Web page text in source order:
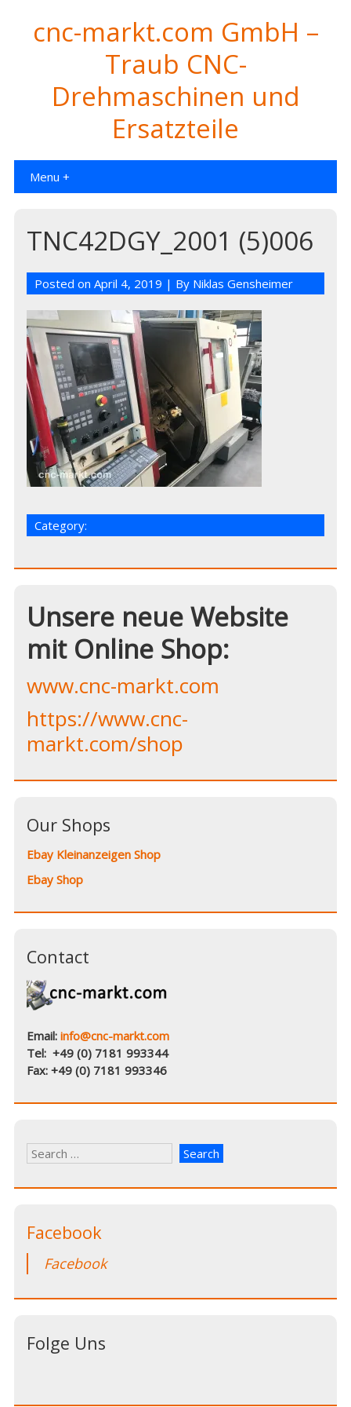
cnc-markt.com GmbH –
Traub CNC-
Drehmaschinen und
Ersatzteile
Menu +
TNC42DGY_2001 (5)006
Posted onApril 4, 2019 | By Niklas Gensheimer
Category:
Unsere neue Website
mit Online Shop:
www.cnc-markt.com
https://www.cnc-
markt.com/shop
Our Shops
Ebay Kleinanzeigen Shop
Ebay Shop
Contact
Email:info@cnc-markt.com
Tel: +49 (0) 7181 993344
Fax: +49 (0) 7181 993346
Facebook
Facebook
Folge Uns